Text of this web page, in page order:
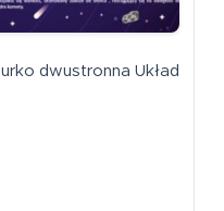
dwustronna Układ
na biurko dwustronna